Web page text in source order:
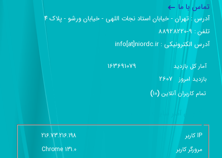
تماس با ما
آدرس :‌ تهران - خیابان استاد نجات اللهی - خیابان ورشو - پلاک ۴
تلفن :‌ 9-88928220
آدرس الکترونیکی :‌ info[at]niordc.ir
آمار کل بازدید 163691079
بازديد امروز 2607
تمام کاربران آنلاين (
10
)
IP کاربر
216.73.216.198
مرورگر کاربر
Chrome 131.0